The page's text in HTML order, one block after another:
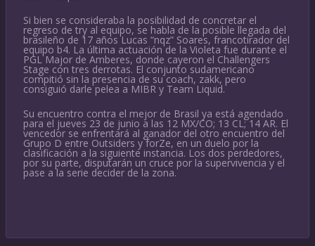
Si bien se consideraba la posibilidad de concretar el
regreso de try al equipo, se habla de la posible llegada del
brasileño de 17 años Lucas “nqz” Soares, francotirador del
equipo b4. La última actuación de la Violeta fue durante el
PGL Major de Amberes, donde cayeron el Challengers
Stage con tres derrotas. El conjunto sudamericano
compitió sin la presencia de su coach, zakk, pero
consiguió darle pelea a MIBR y Team Liquid.
Su encuentro contra el mejor de Brasil ya está agendado
para el jueves 23 de junio a las 12 MX/CO; 13 CL; 14 AR. El
vencedor se enfrentará al ganador del otro encuentro del
Grupo D entre Outsiders y forZe, en un duelo por la
clasificación a la siguiente instancia. Los dos perdedores,
por su parte, disputarán un cruce por la supervivencia y el
pase a la serie decider de la zona.